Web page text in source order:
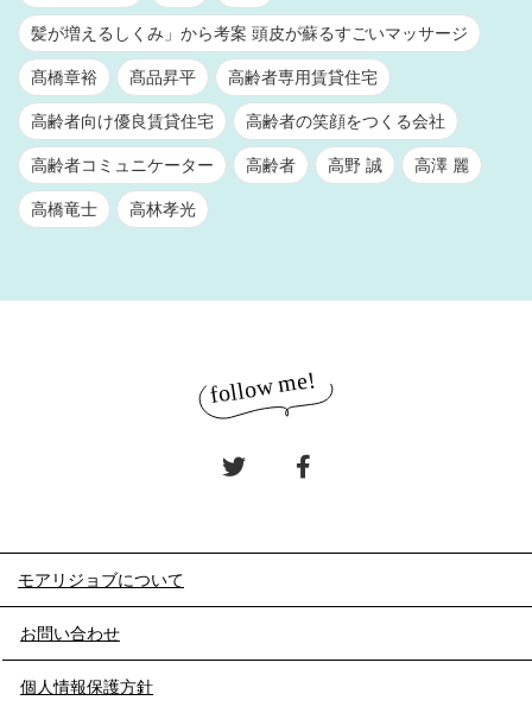
髪が増えるしくみ」から考案 頭皮が蘇るすごいマッサージ
髙橋章裕 髙品昇平 高齢者専用賃貸住宅
高齢者向け優良賃貸住宅 高齢者の笑顔をつくる会社
高齢者コミュニケーター 高齢者 高野 誠 高澤 麗
高橋竜士 高林孝光
モアリジョブについて
お問い合わせ
個人情報保護方針